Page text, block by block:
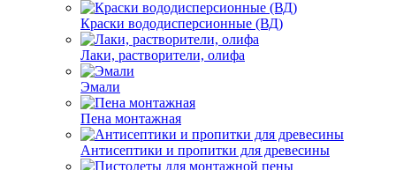
Краски вододисперсионные (ВД)
Лаки, растворители, олифа
Эмали
Пена монтажная
Антисептики и пропитки для древесины